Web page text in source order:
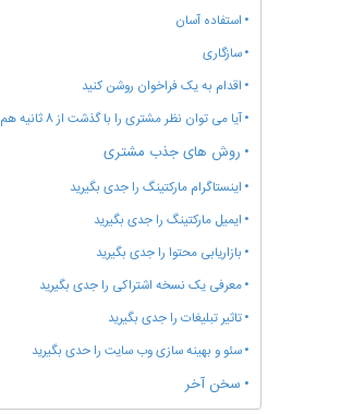
استفاده آسان
سازگاری
اقدام به یک فراخوان روشن کنید
آیا می توان نظر مشتری را با گذشت از 8 ثانیه هم جلب کرد؟
روش های جذب مشتری
اینستاگرام مارکتینگ را جدی بگیرید
ایمیل مارکتینگ را جدی بگیرید
بازاریابی محتوا را جدی بگیرید
معرفی یک نسخه اشتراکی را جدی بگیرید
تاثیر تبلیغات را جدی بگیرید
سئو و بهینه سازی وب سایت را حدی بگیرید
سخن آخر